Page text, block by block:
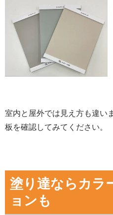
室内と屋外では見え方も違い
板を確認してみてください。
塗り達ならカラ
ョンも